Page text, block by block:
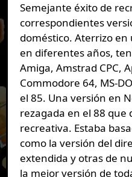
Semejante éxito de
correspondientes
doméstico. Aterrizo
en diferentes años,
Amiga, Amstrad CPC,
Commodore 64, MS-
el 85. Una versión en
rezagada en el 88 que
recreativa. Estaba
como la versión del
extendida y otras de
la mejor versión de